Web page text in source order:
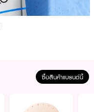
ซื้อสินค้าแบรนด์นี้